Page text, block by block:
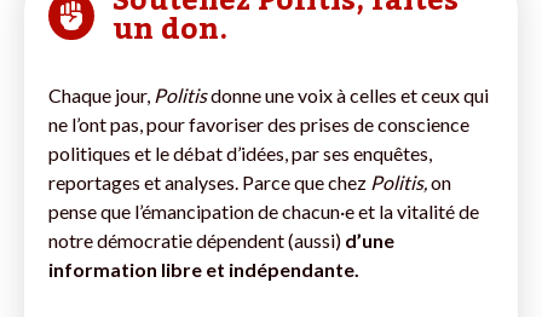
un don.
Chaque jour, Politisdonne une voix à celles et ceux qui
ne l’ont pas, pour favoriser des prises de conscience
politiques et le débat d’idées, par ses enquêtes,
reportages et analyses. Parce que chez Politis, on
pense que l’émancipation de chacun·e et la vitalité de
notre démocratie dépendent (aussi) d’une
information libre et indépendante.